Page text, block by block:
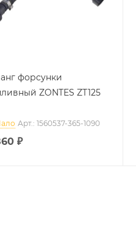
форсунки
ZONTES ZT125
Арт.: 1560537-365-1090
₽